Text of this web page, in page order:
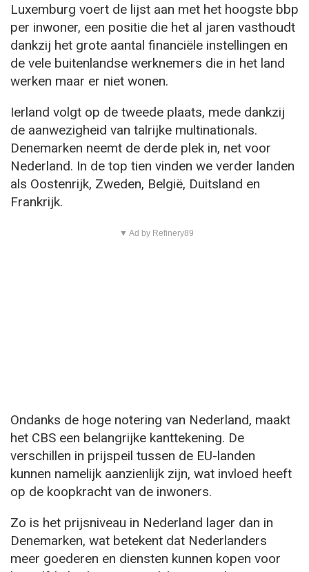
Luxemburg voert de lijst aan met het hoogste bbp
per inwoner, een positie die het al jaren vasthoudt
dankzij het grote aantal financiële instellingen en
de vele buitenlandse werknemers die in het land
werken maar er niet wonen.
Ierland volgt op de tweede plaats, mede dankzij
de aanwezigheid van talrijke multinationals.
Denemarken neemt de derde plek in, net voor
Nederland. In de top tien vinden we verder landen
als Oostenrijk, Zweden, België, Duitsland en
Frankrijk.
▼ Ad by Refinery89
Ondanks de hoge notering van Nederland, maakt
het CBS een belangrijke kanttekening. De
verschillen in prijspeil tussen de EU-landen
kunnen namelijk aanzienlijk zijn, wat invloed heeft
op de koopkracht van de inwoners.
Zo is het prijsniveau in Nederland lager dan in
Denemarken, wat betekent dat Nederlanders
meer goederen en diensten kunnen kopen voor